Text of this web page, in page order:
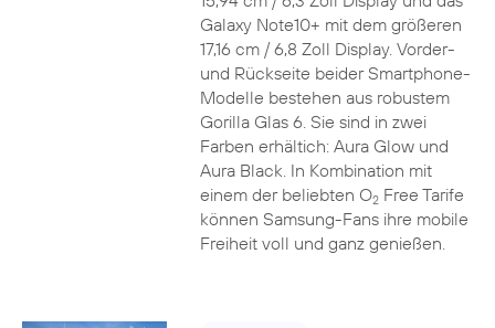
Galaxy Note10+ mit dem größeren
17,16 cm / 6,8 Zoll Display. Vorder-
und Rückseite beider Smartphone-
Modelle bestehen aus robustem
Gorilla Glas 6. Sie sind in zwei
Farben erhältich: Aura Glow und
Aura Black. In Kombination mit
einem der beliebten O2Free Tarife
können Samsung-Fans ihre mobile
Freiheit voll und ganz genießen.